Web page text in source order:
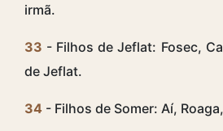
irmã.
33 - Filhos de Jeflat: Fosec,
de Jeflat.
34 - Filhos de Somer: Aí,